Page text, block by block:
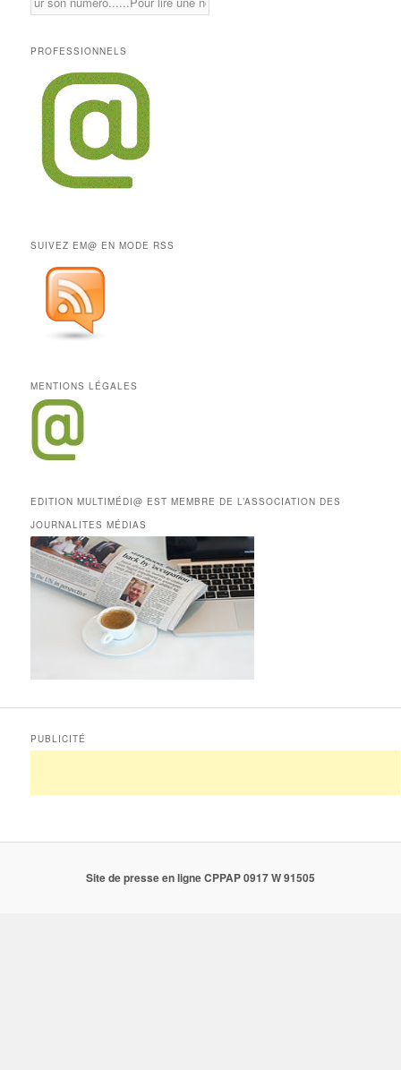
PROFESSIONNELS
SUIVEZ EM@ EN MODE RSS
MENTIONS LÉGALES
EDITION MULTIMÉDI@ EST MEMBRE DE L’ASSOCIATION DES
JOURNALITES MÉDIAS
PUBLICITÉ
Site de presse en ligne CPPAP 0917 W 91505